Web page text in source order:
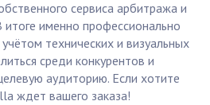
сервиса арбитража и
именно профессионально
технических и визуальных
среди конкурентов и
аудиторию. Если хотите
ждет вашего заказа!